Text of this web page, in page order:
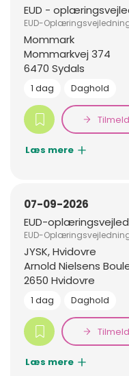
EUD -
EUD-
Mommark
Mommarkvej 374
6470 Sydals
1 dag Daghold
Læs mere
07-09-2026
EUD-
EUD-
JYSK, Hvidovre
Arnold Nielsens
2650 Hvidovre
1 dag Daghold
Læs mere